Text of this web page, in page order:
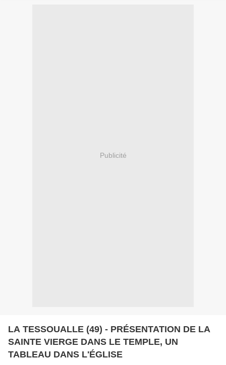
Publicité
LA TESSOUALLE (49) - PRÉSENTATION DE LA
SAINTE VIERGE DANS LE TEMPLE, UN
TABLEAU DANS L'ÉGLISE